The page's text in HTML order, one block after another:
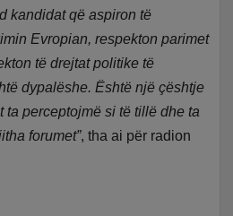
kandidat që aspiron të
Evropian, respekton parimet
të drejtat politike të
dypalëshe. Është një çështje
ta perceptojmë si të tillë dhe ta
forumet”, tha ai për radion